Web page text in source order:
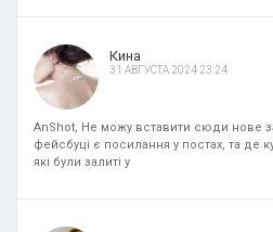
Кина
31 АВГУСТА 2024 23:24
AnShot, Не можу вставити сюди нове
фейсбуці є посилання у постах, та де
які були залиті у